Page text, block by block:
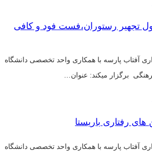
تجهیر رستوران،فست فود و کافی
آفتاب پارسه با همکاری واحد تخصصی دانشگاه
برگزار میکند: عنوان…
رفتاری باریستا
آفتاب پارسه با همکاری واحد تخصصی دانشگاه